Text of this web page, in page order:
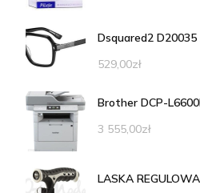
Dsquared2
529,00zł
Brother DCP-
3 555,00zł
LASKA